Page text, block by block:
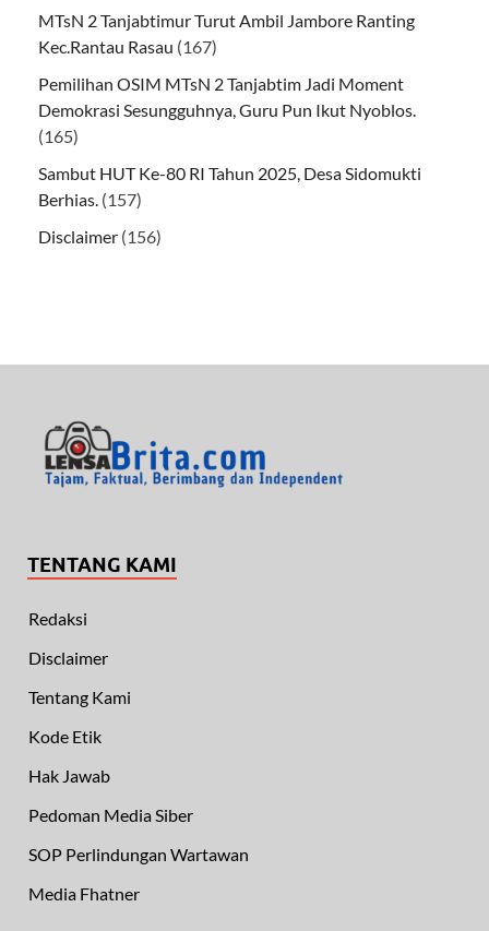
MTsN 2 Tanjabtimur Turut Ambil Jambore Ranting
Kec.Rantau Rasau (167)
Pemilihan OSIM MTsN 2 Tanjabtim Jadi Moment
Demokrasi Sesungguhnya, Guru Pun Ikut Nyoblos.
(165)
Sambut HUT Ke-80 RI Tahun 2025, Desa Sidomukti
Berhias. (157)
Disclaimer (156)
TENTANG KAMI
Redaksi
Disclaimer
Tentang Kami
Kode Etik
Hak Jawab
Pedoman Media Siber
SOP Perlindungan Wartawan
Media Fhatner